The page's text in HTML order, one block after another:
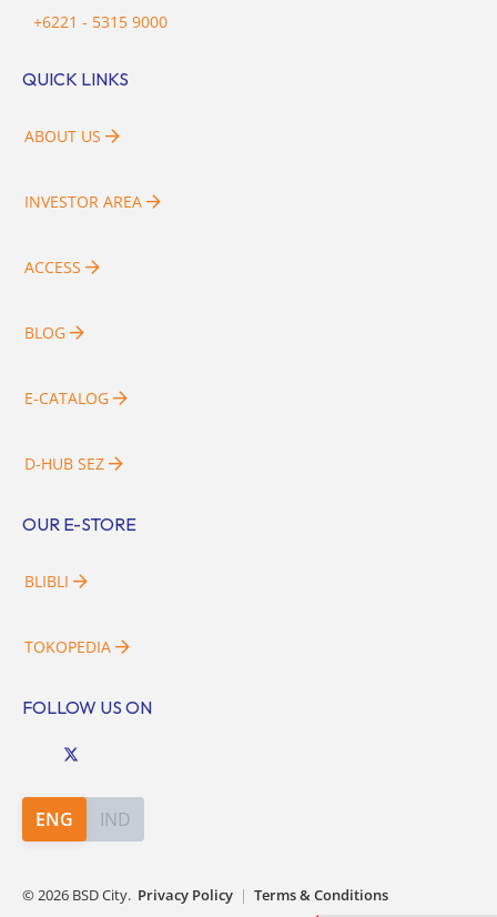
+6221 - 5315 9000
QUICK LINKS
ABOUT US
INVESTOR AREA
ACCESS
BLOG
E-CATALOG
D-HUB SEZ
OUR E-STORE
BLIBLI
TOKOPEDIA
FOLLOW US ON
ENG IND
©2026 BSD City. Privacy Policy | Terms & Conditions